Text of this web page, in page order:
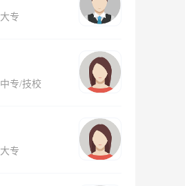
大专
中专/技校
大专